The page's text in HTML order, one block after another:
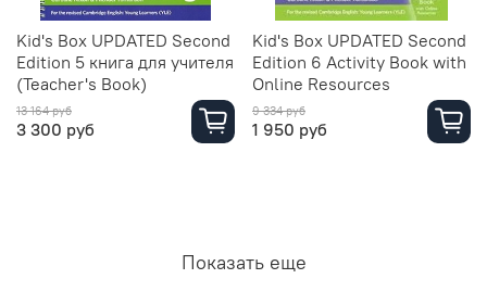
Kid's Box UPDATED Second
Edition 5 книга для учителя
(Teacher's Book)
13 164 руб
3 300 руб
Kid's Box UPDATED Second
Edition 6 Activity Book with
Online Resources
9 334 руб
1 950 руб
Показать еще